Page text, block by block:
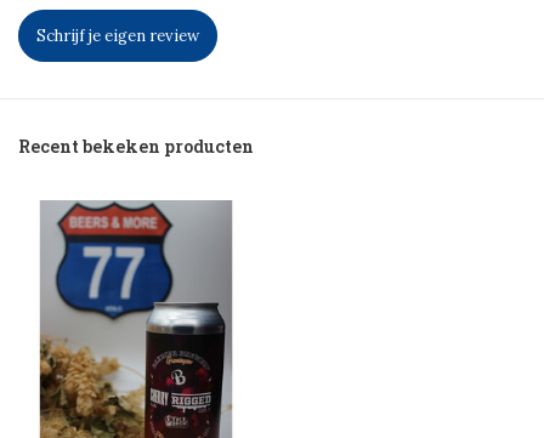
Schrijf je eigen review
Recent bekeken producten